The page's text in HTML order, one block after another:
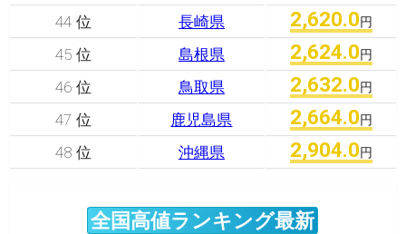
44 位 長崎県 2,620.0円
45 位 島根県 2,624.0円
46 位 鳥取県 2,632.0円
47 位 鹿児島県 2,664.0円
48 位 沖縄県 2,904.0円
全国高値ランキング最新